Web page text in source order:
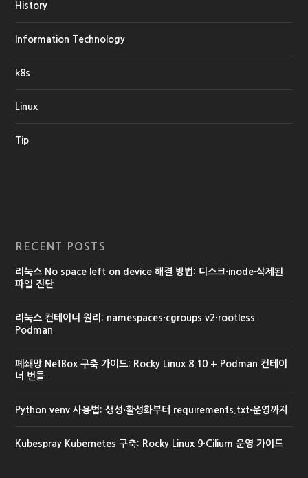
History
Information Technology
k8s
Linux
Tip
RECENT POSTS
리눅스 No space left on device 해결 방법: 디스크·inode·삭제된
파일 진단
리눅스 컨테이너 원리: namespaces·cgroups v2·rootless
Podman
폐쇄망 NetBox 구축 가이드: Rocky Linux 8.10 + Podman 컨테이
너 번들
Python venv 사용법: 생성·활성화부터 requirements.txt·운영까지
Kubespray Kubernetes 구축: Rocky Linux 9·Cilium 운영 가이드